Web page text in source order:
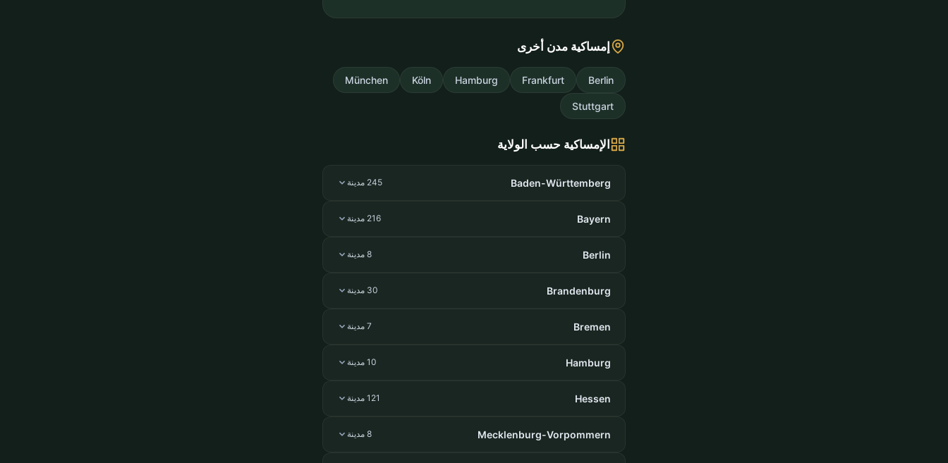
إمساكية مدن أخرى
Berlin
Frankfurt
Hamburg
Köln
München
Stuttgart
الإمساكية حسب الولاية
Baden-Württemberg 245 مدينة
Bayern 216 مدينة
Berlin 8 مدينة
Brandenburg 30 مدينة
Bremen 7 مدينة
Hamburg 10 مدينة
Hessen 121 مدينة
Mecklenburg-Vorpommern 8 مدينة